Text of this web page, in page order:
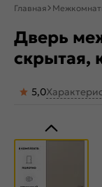
Главная
Дверь
скрытая,
5,0